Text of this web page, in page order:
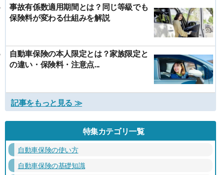
事故有係数適用期間とは？同じ等級でも
保険料が変わる仕組みを解説
自動車保険の本人限定とは？家族限定と
の違い・保険料・注意点...
記事をもっと見る ≫
特集カテゴリ一覧
自動車保険の使い方
自動車保険の基礎知識